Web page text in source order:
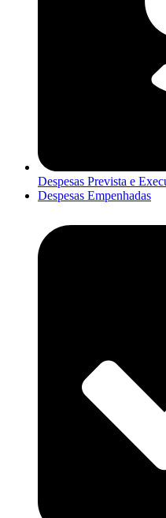
Despesas Prevista e
Despesas Empenhadas